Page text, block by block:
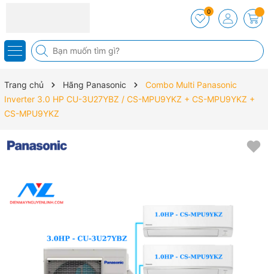
0
Trang chủ Hãng Panasonic
Combo Multi Panasonic
Inverter 3.0 HP CU-3U27YBZ / CS-MPU9YKZ + CS-MPU9YKZ +
CS-MPU9YKZ